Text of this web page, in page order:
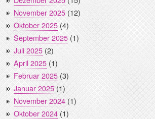
November 2025(12)
Oktober 2025(4)
September 2025(1)
Juli 2025(2)
April 2025(1)
Februar 2025(3)
Januar 2025(1)
November 2024(1)
Oktober 2024(1)